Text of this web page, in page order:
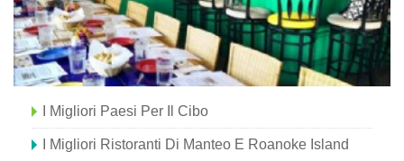
I Migliori Paesi Per Il Cibo
I Migliori Ristoranti Di Manteo E Roanoke Island